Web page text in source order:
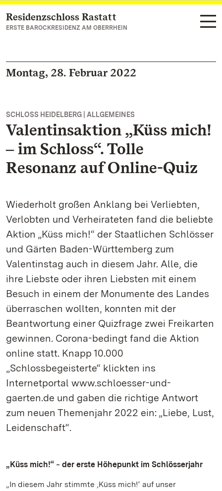
Zum Hauptinhalt springen
Residenzschloss Rastatt
ERSTE BAROCKRESIDENZ AM OBERRHEIN
Montag, 28. Februar 2022
SCHLOSS HEIDELBERG | ALLGEMEINES
Valentinsaktion „Küss mich!
‒ im Schloss“. Tolle
Resonanz auf Online-Quiz
Wiederholt großen Anklang bei Verliebten,
Verlobten und Verheirateten fand die beliebte
Aktion „Küss mich!“ der Staatlichen Schlösser
und Gärten Baden-Württemberg zum
Valentinstag auch in diesem Jahr. Alle, die
ihre Liebste oder ihren Liebsten mit einem
Besuch in einem der Monumente des Landes
überraschen wollten, konnten mit der
Beantwortung einer Quizfrage zwei Freikarten
gewinnen. Corona-bedingt fand die Aktion
online statt. Knapp 10.000
„Schlossbegeisterte“ klickten ins
Internetportal www.schloesser-und-
gaerten.de und gaben die richtige Antwort
zum neuen Themenjahr 2022 ein: „Liebe, Lust,
Leidenschaft“.
„Küss mich!“ ‒ der erste Höhepunkt im Schlösserjahr
„In diesem Jahr stimmte ‚Küss mich!‘ auf unser